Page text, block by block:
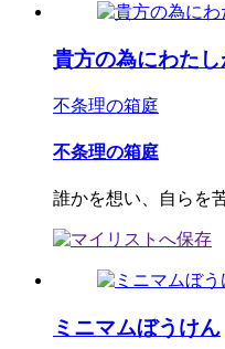
貴方の為にわた
不条理の箱庭
不条理の箱庭
誰かを想い、自らを
ミニマムぼうけん